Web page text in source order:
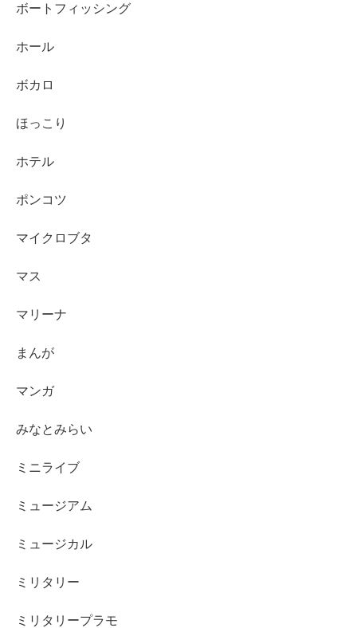
ボートフィッシング
ホール
ボカロ
ほっこり
ホテル
ポンコツ
マイクロブタ
マス
マリーナ
まんが
マンガ
みなとみらい
ミニライブ
ミュージアム
ミュージカル
ミリタリー
ミリタリープラモ